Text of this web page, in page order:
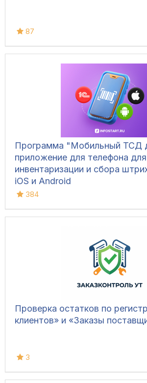
87
Программа "Мобильный ТСД
приложение для телефона для
инвентаризации и сбора
iOS и Android
384
Проверка остатков по
клиентов» и «Заказы
3